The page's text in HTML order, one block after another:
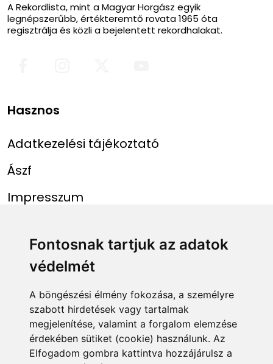
Fontosnak tartjuk az adatok
védelmét
A böngészési élmény fokozása, a személyre
szabott hirdetések vagy tartalmak
megjelenítése, valamint a forgalom elemzése
érdekében sütiket (cookie) használunk. Az
Elfogadom gombra kattintva hozzájárulsz a
A Rekordlista, mint a Magyar Horgász egyik
legnépszerűbb, értékteremtő rovata 1965 óta
regisztrálja és közli a bejelentett rekordhalakat.
Hasznos
Adatkezelési tájékoztató
Ászf
Impresszum
Menü
Főoldal
Rekordlista
Abszolút rekordlista
Rekord bejelentése
Linkek
mohosz.hu
horgaszjegy.hu